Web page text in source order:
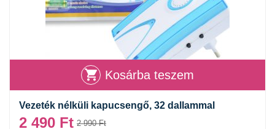
Kosárba teszem
Vezeték nélküli kapucsengő, 32 dallammal
2 990Ft
2 490 Ft